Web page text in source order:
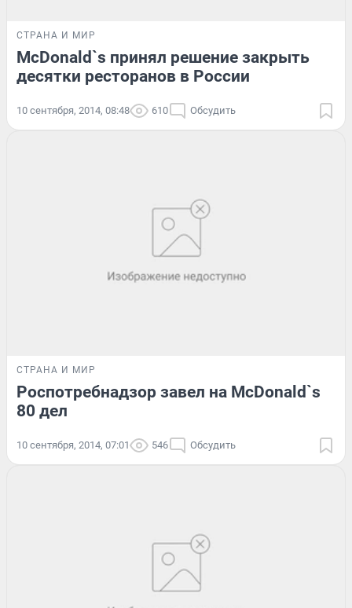
СТРАНА И МИР
McDonald`s принял решение закрыть
десятки ресторанов в России
10 сентября, 2014, 08:48 610 Обсудить
СТРАНА И МИР
Роспотребнадзор завел на McDonald`s
80 дел
10 сентября, 2014, 07:01 546 Обсудить